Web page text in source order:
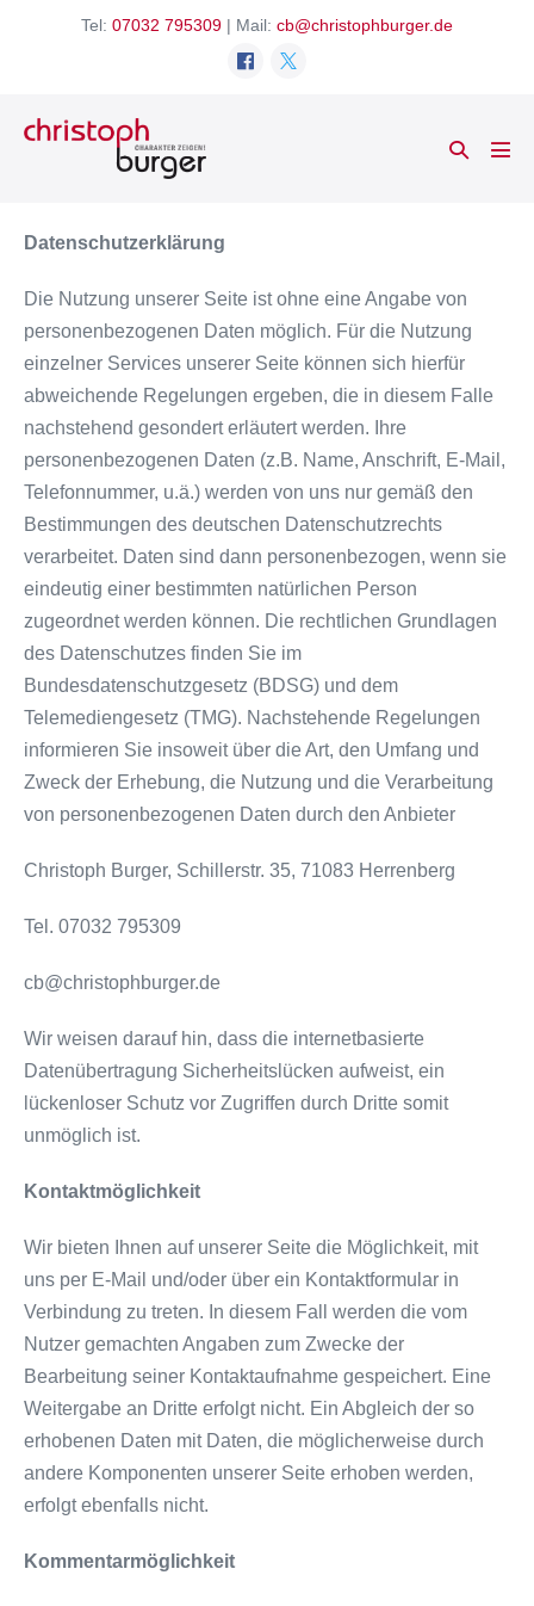
Tel: 07032 795309 | Mail: cb@christophburger.de
Suche-
Datenschutzerklärung
Die Nutzung unserer Seite ist ohne eine Angabe von
personenbezogenen Daten möglich. Für die Nutzung
einzelner Services unserer Seite können sich hierfür
abweichende Regelungen ergeben, die in diesem Falle
nachstehend gesondert erläutert werden. Ihre
personenbezogenen Daten (z.B. Name, Anschrift, E-Mail,
Telefonnummer, u.ä.) werden von uns nur gemäß den
Bestimmungen des deutschen Datenschutzrechts
verarbeitet. Daten sind dann personenbezogen, wenn sie
eindeutig einer bestimmten natürlichen Person
zugeordnet werden können. Die rechtlichen Grundlagen
des Datenschutzes finden Sie im
Bundesdatenschutzgesetz (BDSG) und dem
Telemediengesetz (TMG). Nachstehende Regelungen
informieren Sie insoweit über die Art, den Umfang und
Zweck der Erhebung, die Nutzung und die Verarbeitung
von personenbezogenen Daten durch den Anbieter
Christoph Burger, Schillerstr. 35, 71083 Herrenberg
Tel. 07032 795309
cb@christophburger.de
Wir weisen darauf hin, dass die internetbasierte
Datenübertragung Sicherheitslücken aufweist, ein
lückenloser Schutz vor Zugriffen durch Dritte somit
unmöglich ist.
Kontaktmöglichkeit
Wir bieten Ihnen auf unserer Seite die Möglichkeit, mit
uns per E-Mail und/oder über ein Kontaktformular in
Verbindung zu treten. In diesem Fall werden die vom
Nutzer gemachten Angaben zum Zwecke der
Bearbeitung seiner Kontaktaufnahme gespeichert. Eine
Weitergabe an Dritte erfolgt nicht. Ein Abgleich der so
erhobenen Daten mit Daten, die möglicherweise durch
andere Komponenten unserer Seite erhoben werden,
erfolgt ebenfalls nicht.
Kommentarmöglichkeit